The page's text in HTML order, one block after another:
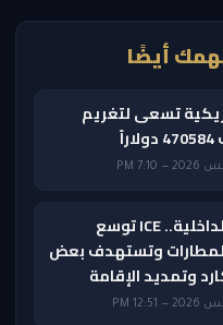
أيضًا
تسعى لتغريم
حتى في الرحلات الداخلية.. ICE توسع
المطارات وتستهدف بعض
وتمديد الإقامة